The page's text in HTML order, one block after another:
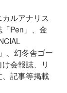
ルアナリス
Pen」、金
、幻冬舎ゴー
会報誌、リ
記事等掲載